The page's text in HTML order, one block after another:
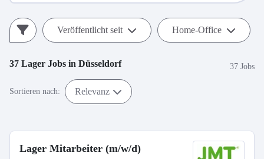
Veröffentlicht seit Home-Office
37 Lager Jobs in Düsseldorf 37 Jobs
Sortieren nach: Relevanz
Lager Mitarbeiter (m/w/d)